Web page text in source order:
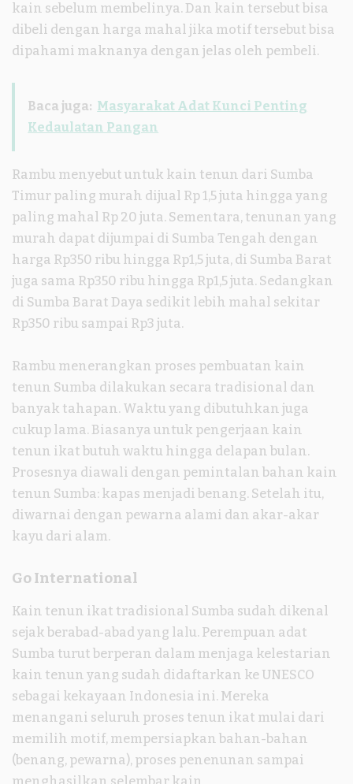
kain sebelum membelinya. Dan kain tersebut bisa
dibeli dengan harga mahal jika motif tersebut bisa
dipahami maknanya dengan jelas oleh pembeli.
Baca juga: Masyarakat Adat Kunci Penting
Kedaulatan Pangan
Rambu menyebut untuk kain tenun dari Sumba
Timur paling murah dijual Rp 1,5 juta hingga yang
paling mahal Rp 20 juta. Sementara, tenunan yang
murah dapat dijumpai di Sumba Tengah dengan
harga Rp350 ribu hingga Rp1,5 juta, di Sumba Barat
juga sama Rp350 ribu hingga Rp1,5 juta. Sedangkan
di Sumba Barat Daya sedikit lebih mahal sekitar
Rp350 ribu sampai Rp3 juta.
Rambu menerangkan proses pembuatan kain
tenun Sumba dilakukan secara tradisional dan
banyak tahapan. Waktu yang dibutuhkan juga
cukup lama. Biasanya untuk pengerjaan kain
tenun ikat butuh waktu hingga delapan bulan.
Prosesnya diawali dengan pemintalan bahan kain
tenun Sumba: kapas menjadi benang. Setelah itu,
diwarnai dengan pewarna alami dan akar-akar
kayu dari alam.
Go International
Kain tenun ikat tradisional Sumba sudah dikenal
sejak berabad-abad yang lalu. Perempuan adat
Sumba turut berperan dalam menjaga kelestarian
kain tenun yang sudah didaftarkan ke UNESCO
sebagai kekayaan Indonesia ini. Mereka
menangani seluruh proses tenun ikat mulai dari
memilih motif, mempersiapkan bahan-bahan
(benang, pewarna), proses penenunan sampai